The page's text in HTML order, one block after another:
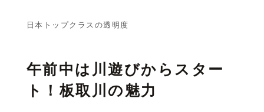
日本トップクラスの透明度
午前中は川遊びからスター
ト！板取川の魅力